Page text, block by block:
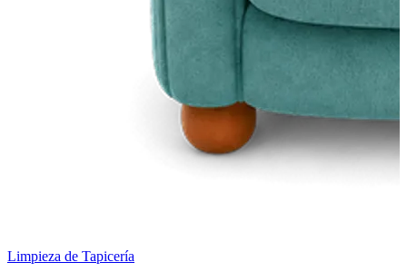
Limpieza de Tapicería